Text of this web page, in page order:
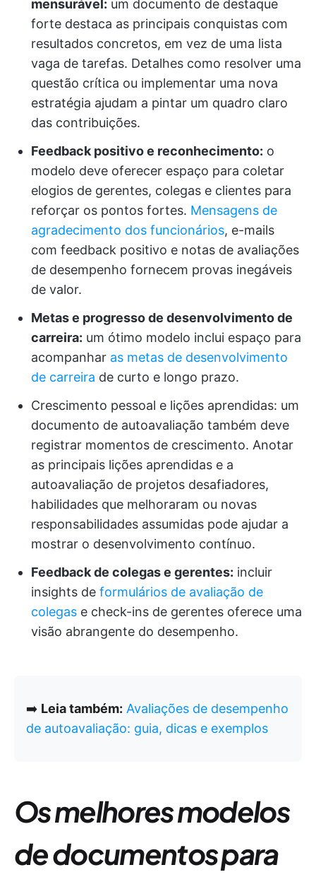
mensurável: um documento de destaque
forte destaca as principais conquistas com
resultados concretos, em vez de uma lista
vaga de tarefas. Detalhes como resolver uma
questão crítica ou implementar uma nova
estratégia ajudam a pintar um quadro claro
das contribuições.
Feedback positivo e reconhecimento: o
modelo deve oferecer espaço para coletar
elogios de gerentes, colegas e clientes para
reforçar os pontos fortes. Mensagens de
agradecimento dos funcionários, e-mails
com feedback positivo e notas de avaliações
de desempenho fornecem provas inegáveis
de valor.
Metas e progresso de desenvolvimento de
carreira: um ótimo modelo inclui espaço para
acompanhar as metas de desenvolvimento
de carreira de curto e longo prazo.
Crescimento pessoal e lições aprendidas: um
documento de autoavaliação também deve
registrar momentos de crescimento. Anotar
as principais lições aprendidas e a
autoavaliação de projetos desafiadores,
habilidades que melhoraram ou novas
responsabilidades assumidas pode ajudar a
mostrar o desenvolvimento contínuo.
Feedback de colegas e gerentes: incluir
insights de formulários de avaliação de
colegas e check-ins de gerentes oferece uma
visão abrangente do desempenho.
➡️ Leia também: Avaliações de desempenho
de autoavaliação: guia, dicas e exemplos
Os melhores modelos
de documentos para